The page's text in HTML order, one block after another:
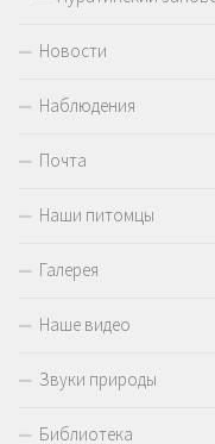
Новости
Наблюдения
Почта
Наши питомцы
Галерея
Наше видео
Звуки природы
Библиотека